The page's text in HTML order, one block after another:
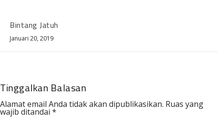
Bintang Jatuh
Januari 20, 2019
Tinggalkan Balasan
Alamat email Anda tidak akan dipublikasikan. Ruas yang
wajib ditandai *